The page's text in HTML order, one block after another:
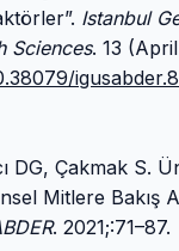
Istanbul
Sciences. 13
DG, Çakmak S.
Mitlere Bakış
. 2021;:71–87.